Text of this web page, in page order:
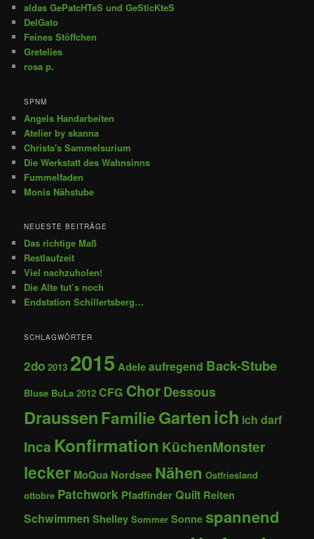
aldas GePatcHTeS und GeSticKteS
DelGato
Feines Stöffchen
Gretelies
rosa p.
SPNM
Angels Handarbeiten
Atelier by skanna
Christa's Sammelsurium
Die Werkstatt des Wahnsinns
Fummelfaden
Monis Nähstube
NEUESTE BEITRÄGE
Das richtige Maß
Restlaufzeit
Viel nachzuholen!
Die Alte tut’s noch
Endstation Schillertsberg…
SCHLAGWÖRTER
2do 2013 2015 Adeleaufregend Back-Stube
Bluse BuLa 2012 CFG ChorDessous
DraussenFamilieGartenich ich darf
Inca Konfirmation KüchenMonster
lecker MoQua Nordsee Nähen Ostfriesland
ottobre Patchwork PfadfinderQuilt Reiten
Schwimmen Shelley Sommer Sonnespannend